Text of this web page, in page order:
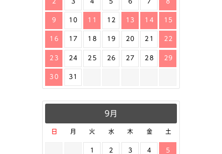
9 10 11 12 13 14 15
16 17 18 19 20 21 22
23 24 25 26 27 28 29
30 31
9月
日 月 火 水 木 金 土
1 2 3 4 5